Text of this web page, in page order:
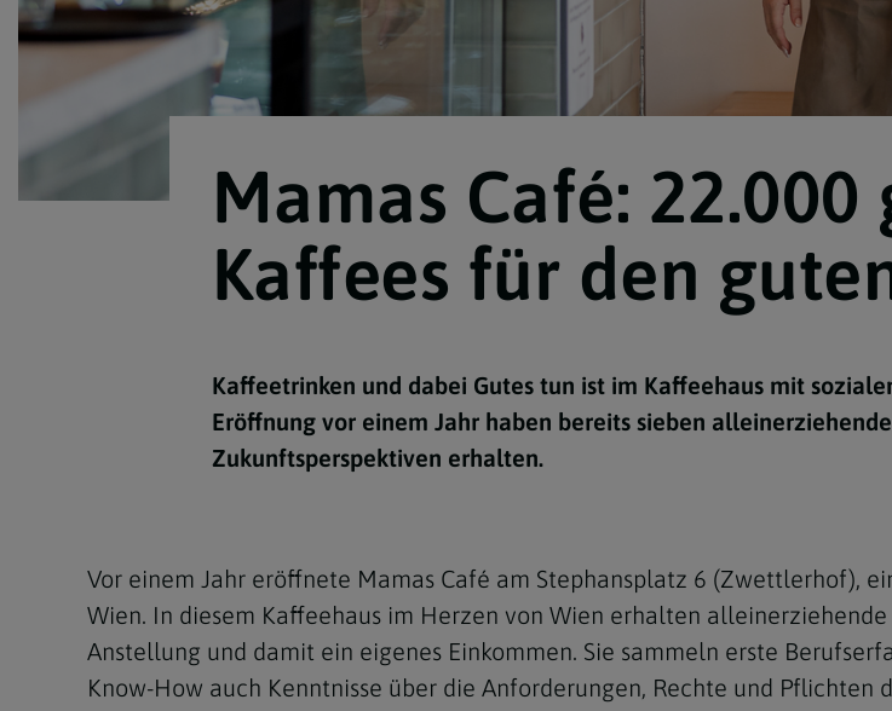
Navigation schließen
Mamas Café:
Kaffees für den
Kaffeetrinken und dabei Gutes tun ist im Kaffeehaus mit
Eröffnung vor einem Jahr haben bereits sieben
Zukunftsperspektiven erhalten.
Vor einem Jahr eröffnete Mamas Café am Stephansplatz 6 (Zwettlerhof),
Wien. In diesem Kaffeehaus im Herzen von Wien erhalten
Anstellung und damit ein eigenes Einkommen. Sie sammeln erste
Know-How auch Kenntnisse über die Anforderungen, Rechte und